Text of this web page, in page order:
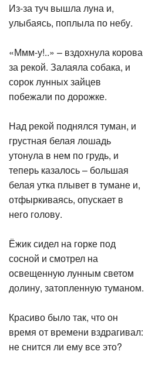
Из-за туч вышла луна и,
улыбаясь, поплыла по небу.
«Ммм-у!..» – вздохнула корова
за рекой. Залаяла собака, и
сорок лунных зайцев
побежали по дорожке.
Над рекой поднялся туман, и
грустная белая лошадь
утонула в нем по грудь, и
теперь казалось – большая
белая утка плывет в тумане и,
отфыркиваясь, опускает в
него голову.
Ёжик сидел на горке под
сосной и смотрел на
освещенную лунным светом
долину, затопленную туманом.
Красиво было так, что он
время от времени вздрагивал:
не снится ли ему все это?